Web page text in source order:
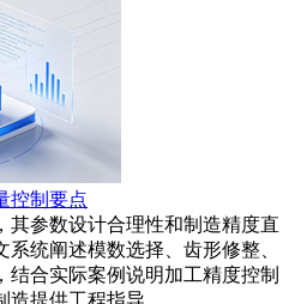
控制要点
其参数设计合理性和制造精度直
统阐述模数选择、齿形修整、
合实际案例说明加工精度控制